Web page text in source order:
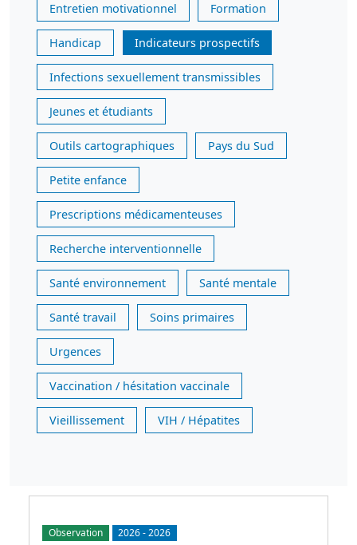
Entretien motivationnel Formation
Handicap Indicateurs prospectifs
Infections sexuellement transmissibles
Jeunes et étudiants
Outils cartographiques Pays du Sud
Petite enfance
Prescriptions médicamenteuses
Recherche interventionnelle
Santé environnement Santé mentale
Santé travail Soins primaires
Urgences
Vaccination / hésitation vaccinale
Vieillissement VIH / Hépatites
Observation 2026-2026